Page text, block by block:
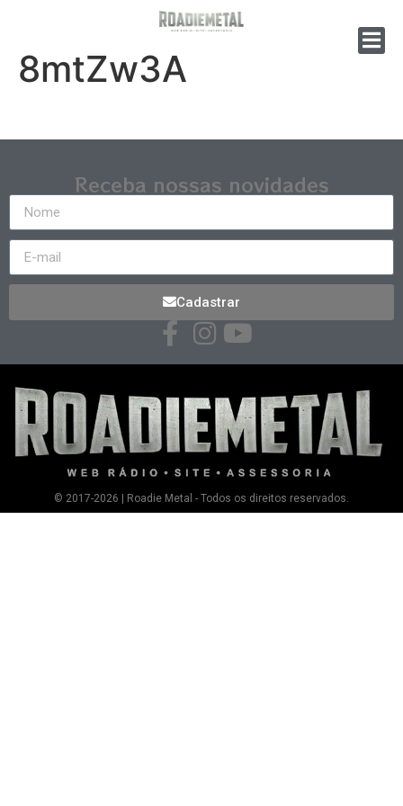
8mtZw3A
Receba nossas novidades
Cadastrar
© 2017-2026 | Roadie Metal - Todos os direitos reservados.